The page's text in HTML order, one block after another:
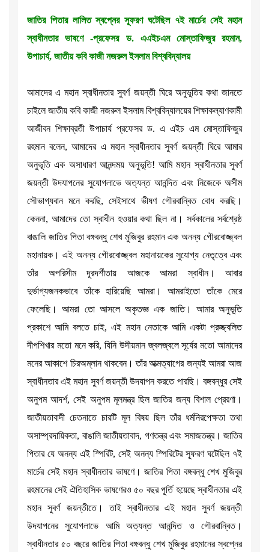
জাতির পিতার লালিত স্বপ্নের স্ফূরণ ঘটেছিল ৭ই মার্চের সেই মহান
স্বাধীনতার ভাষণে -প্রফেসর ড. এএইচএম মোস্তাফিজুর রহমান,
উপাচার্য, জাতীয় কবি কাজী নজরুল ইসলাম বিশ্ববিদ্যালয়
আমাদের এ মহান স্বাধীনতার সুবর্ণ জয়ন্তী ঘিরে অনুভূতির কথা জানতে
চাইলে জাতীয় কবি কাজী নজরুল ইসলাম বিশ্ববিদ্যালয়ের শিক্ষাকল্যাণকামী
আজীবন শিক্ষাব্রতী উপাচার্য প্রফেসর ড. এ এইচ এম মোস্তাফিজুর
রহমান বলেন, আমাদের এ মহান স্বাধীনতার সুবর্ণ জয়ন্তী ঘিরে আমার
অনুভূতি এক অসাধারণ আনন্দময় অনুভূতি! আমি মহান স্বাধীনতার সুবর্ণ
জয়ন্তী উদযাপনের সুযোগলাভে অত্যন্ত আনন্দিত এবং নিজেকে অসীম
সৌভাগ্যবান মনে করছি, সেইসাথে ভীষণ গৌরবান্বিত বোধ করছি।
কেননা, আমাদের তো স্বাধীন হওয়ার কথা ছিল না। সর্বকালের সর্বশ্রেষ্ঠ
বাঙালি জাতির পিতা বঙ্গবন্ধু শেখ মুজিবুর রহমান এক অনন্য গৌরবোজ্জ্বল
মহানায়ক। এই অনন্য গৌরবোজ্জ্বল মহানায়কের সুযোগ্য নেতৃত্বে এবং
তাঁর অপরিসীম দূরদর্শীতায় আজকে আমরা স্বাধীন। আবার
দুর্ভাগ্যজনকভাবে তাঁকে হারিয়েছি আমরা। আমরাইতো তাঁকে মেরে
ফেলেছি। আমরা তো আসলে অকৃতজ্ঞ এক জাতি। আমার অনুভূতি
প্রকাশে আমি বলতে চাই, এই মহান নেতাকে আমি একটা প্রজ্জ্বলিত
দীপশিখার মতো মনে করি, যিনি উদীয়মান জ্বলজ্বলে সূর্যের মতো আমাদের
মনের আকাশে চিরঅম্লান থাকবেন। তাঁর আত্মত্যাগের জন্যই আমরা আজ
স্বাধীনতার এই মহান সুবর্ণ জয়ন্তী উদযাপন করতে পারছি। বঙ্গবন্ধুর সেই
অনুপম আদর্শ, সেই অনুপম মূলমন্ত্র ছিল জাতির জন্য বিশাল প্রেরণা।
জাতীয়তাবাদী চেতনাতে চারটি মূল বিষয় ছিল তাঁর ধর্মনিরপেক্ষতা তথা
অসাম্প্রদায়িকতা, বাঙালি জাতীয়তাবাদ, গণতন্ত্র এবং সমাজতন্ত্র। জাতির
পিতার যে অনন্য এই স্পিরিট, সেই অনন্য স্পিরিটের স্ফূরণ ঘটেছিল ৭ই
মার্চের সেই মহান স্বাধীনতার ভাষণে। জাতির পিতা বঙ্গবন্ধু শেখ মুজিবুর
রহমানের সেই ঐতিহাসিক ভাষণেরও ৫০ বছর পূর্তি হয়েছে স্বাধীনতার এই
মহান সুবর্ণ জয়ন্তীতে। তাই স্বাধীনতার এই মহান সুবর্ণ জয়ন্তী
উদযাপনের সুযোগলাভে আমি অত্যন্ত আনন্দিত ও গৌরবান্বিত।
স্বাধীনতার ৫০ বছরে জাতির পিতা বঙ্গবন্ধু শেখ মুজিবুর রহমানের স্বপ্নের